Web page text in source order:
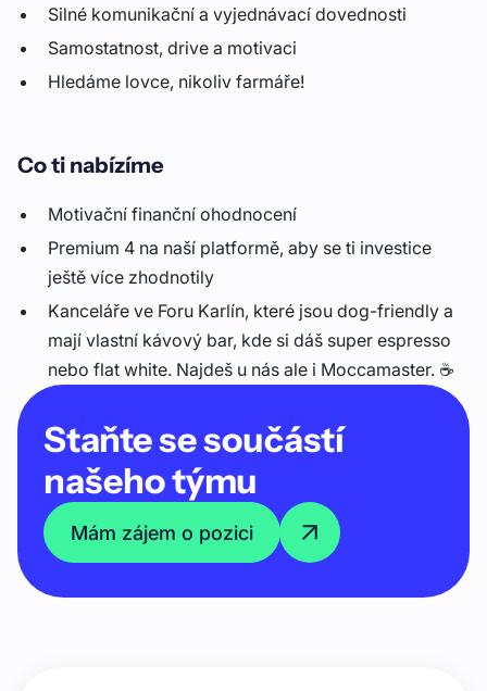
Silné komunikační a vyjednávací dovednosti
Samostatnost, drive a motivaci
Hledáme lovce, nikoliv farmáře!
Co ti nabízíme
Motivační finanční ohodnocení
Premium 4 na naší platformě, aby se ti investice
ještě více zhodnotily
Kanceláře ve Foru Karlín, které jsou dog-friendly a
mají vlastní kávový bar, kde si dáš super espresso
nebo flat white. Najdeš u nás ale i Moccamaster. ☕️
Staňte se součástí
našeho týmu
Mám zájem o pozici